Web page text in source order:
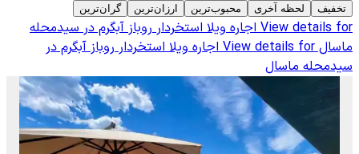
تخفیف لحظه آخری محبوب‌ترین ارزان‌ترین گران‌ترین
View details for اجاره ویلا استخردار روباز آبگرم در سیدمحله
ماسالView details for اجاره ویلا استخردار روباز آبگرم در
سیدمحله ماسال